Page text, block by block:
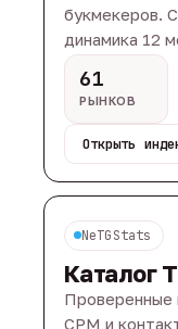
букмекеров.
динамика 12
61
РЫНКОВ
Открыть
NeTGStats
Каталог
Проверенные
CPM и